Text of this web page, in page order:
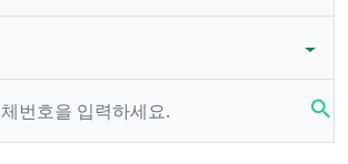
search